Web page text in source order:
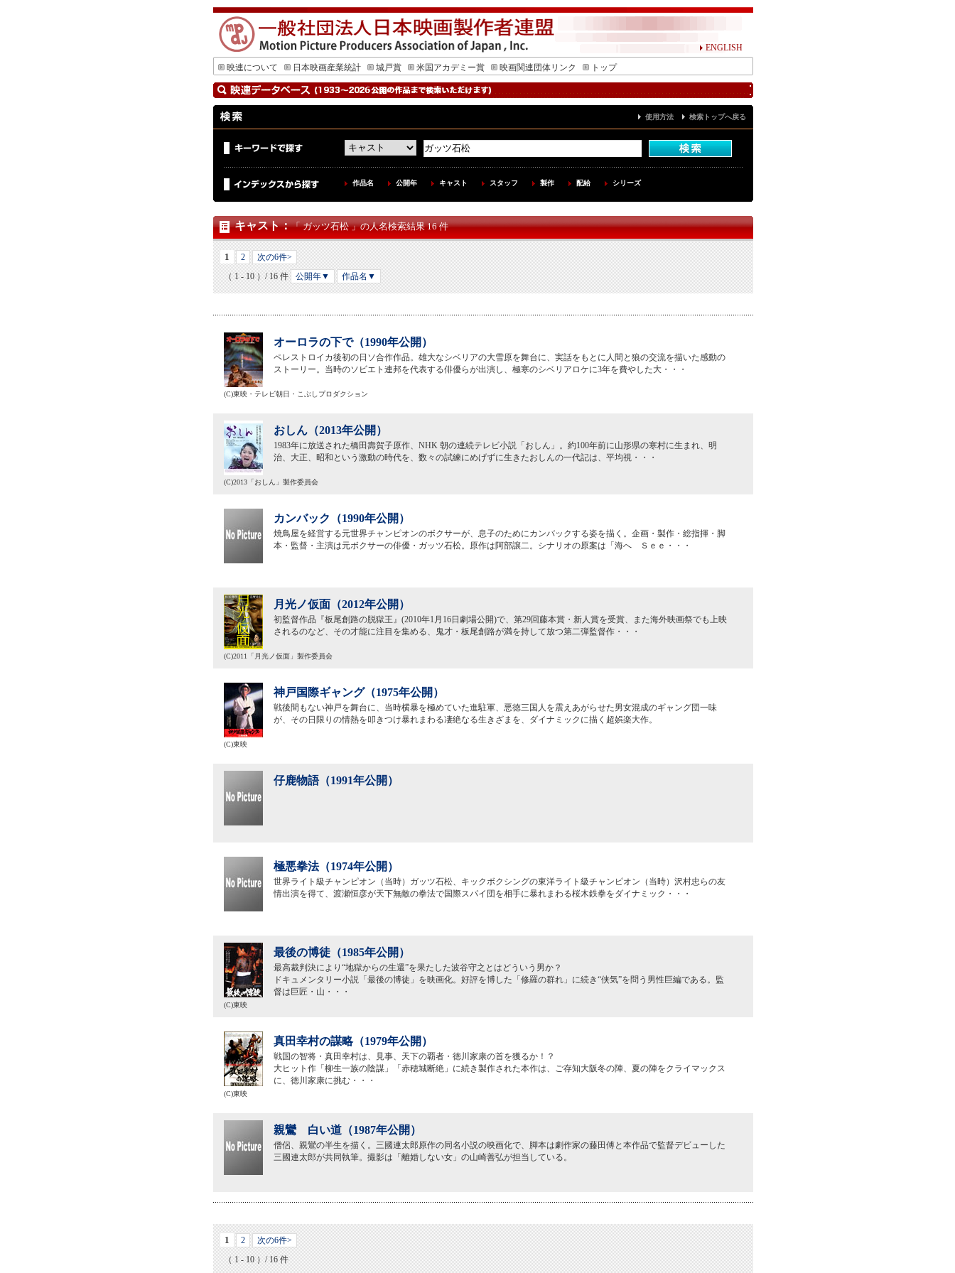
ENGLISH
映連について
日本映画産業統計 城戸賞 米国アカデミー賞 映画関連団体リンク トップ
使用方法 検索トップへ戻る
作品名 公開年 キャスト スタッフ 製作 配給 シリーズ
キャスト：「 ガッツ石松 」の人名検索結果 16 件
1 2
次の6件>
（ 1 - 10 ）/ 16 件
公開年▼ 作品名▼
オーロラの下で（1990年公開）
ペレストロイカ後初の日ソ合作作品。雄大なシベリアの大雪原を舞台に、実話をもとに人間と狼の交流を描いた感動の
ストーリー。当時のソビエト連邦を代表する俳優らが出演し、極寒のシベリアロケに3年を費やした大・・・
(C)東映・テレビ朝日・こぶしプロダクション
おしん（2013年公開）
1983年に放送された橋田壽賀子原作、NHK 朝の連続テレビ小説「おしん」。約100年前に山形県の寒村に生まれ、明
治、大正、昭和という激動の時代を、数々の試練にめげずに生きたおしんの一代記は、平均視・・・
(C)2013「おしん」製作委員会
カンバック（1990年公開）
焼鳥屋を経営する元世界チャンピオンのボクサーが、息子のためにカンバックする姿を描く。企画・製作・総指揮・脚
本・監督・主演は元ボクサーの俳優・ガッツ石松。原作は阿部譲二。シナリオの原案は「海へ Ｓｅｅ・・・
月光ノ仮面（2012年公開）
初監督作品『板尾創路の脱獄王』(2010年1月16日劇場公開)で、第29回藤本賞・新人賞を受賞、また海外映画祭でも上映
されるのなど、その才能に注目を集める、鬼才・板尾創路が満を持して放つ第二弾監督作・・・
(C)2011「月光ノ仮面」製作委員会
神戸国際ギャング（1975年公開）
戦後間もない神戸を舞台に、当時横暴を極めていた進駐軍、悪徳三国人を震えあがらせた男女混成のギャング団一味
が、その日限りの情熱を叩きつけ暴れまわる凄絶なる生きざまを、ダイナミックに描く超娯楽大作。
(C)東映
仔鹿物語（1991年公開）
極悪拳法（1974年公開）
世界ライト級チャンピオン（当時）ガッツ石松、キックボクシングの東洋ライト級チャンピオン（当時）沢村忠らの友
情出演を得て、渡瀬恒彦が天下無敵の拳法で国際スパイ団を相手に暴れまわる桜木鉄拳をダイナミック・・・
最後の博徒（1985年公開）
最高裁判決により“地獄からの生還”を果たした波谷守之とはどういう男か？
ドキュメンタリー小説「最後の博徒」を映画化。好評を博した「修羅の群れ」に続き“侠気”を問う男性巨編である。監
督は巨匠・山・・・
(C)東映
真田幸村の謀略（1979年公開）
戦国の智将・真田幸村は、見事、天下の覇者・徳川家康の首を獲るか！？
大ヒット作「柳生一族の陰謀」「赤穂城断絶」に続き製作された本作は、ご存知大阪冬の陣、夏の陣をクライマックス
に、徳川家康に挑む・・・
(C)東映
親鸞 白い道（1987年公開）
僧侶、親鸞の半生を描く。三國連太郎原作の同名小説の映画化で、脚本は劇作家の藤田傅と本作品で監督デビューした
三國連太郎が共同執筆。撮影は「離婚しない女」の山崎善弘が担当している。
1 2
次の6件>
（ 1 - 10 ）/ 16 件